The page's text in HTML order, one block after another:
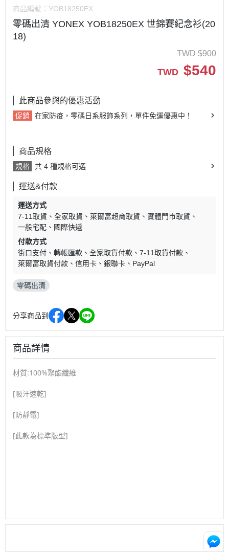
商品編號： YOB18250EX
零碼出清 YONEX YOB18250EX 世錦賽紀念衫(20
18)
TWD $900
TWD $540
此商品參與的優惠活動
促銷 在家防疫，零碼日系服飾系列，單件免運優惠中！
商品規格
規格 共 4 種規格可選
運送&付款
運送方式
7-11取貨
全家取貨 萊爾富超商取貨
實體門市取貨
一般宅配
國際快遞
付款方式
街口支付
轉帳匯款 全家取貨付款
7-11取貨付款
萊爾富取貨付款
信用卡 銀聯卡 PayPal
零碼出清
分享商品到
商品詳情
材質:100%聚酯纖維
[吸汗速乾]
[防靜電]
[此款為標準版型]